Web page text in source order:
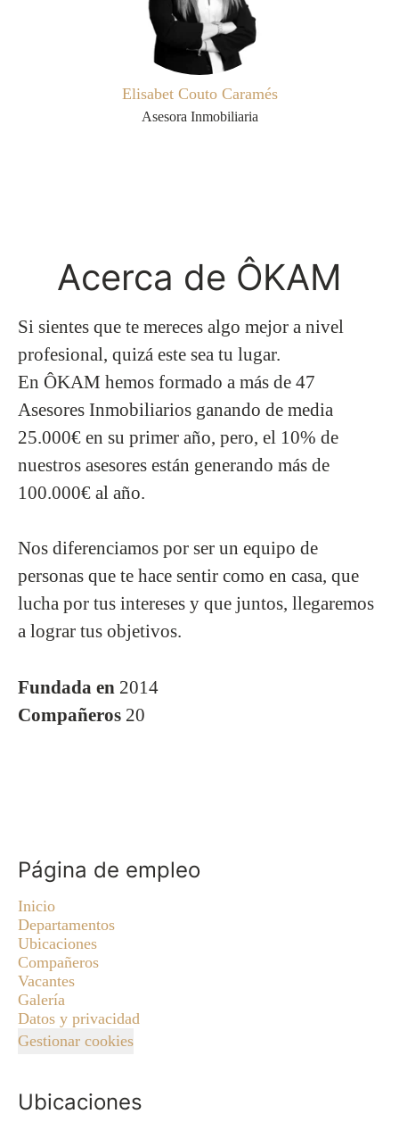
Elisabet Couto Caramés
Asesora Inmobiliaria
Acerca de ÔKAM
Si sientes que te mereces algo mejor a nivel
profesional, quizá este sea tu lugar.
En ÔKAM hemos formado a más de 47
Asesores Inmobiliarios ganando de media
25.000€ en su primer año, pero, el 10% de
nuestros asesores están generando más de
100.000€ al año.
Nos diferenciamos por ser un equipo de
personas que te hace sentir como en casa, que
lucha por tus intereses y que juntos, llegaremos
a lograr tus objetivos.
Fundada en 2014
Compañeros 20
Página de empleo
Inicio
Departamentos
Ubicaciones
Compañeros
Vacantes
Galería
Datos y privacidad
Gestionar cookies
Ubicaciones